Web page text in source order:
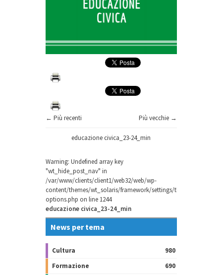
← Più recenti Più vecchie →
educazione civica_23-24_min
Warning: Undefined array key
"wt_hide_post_nav" in
/var/www/clients/client1/web32/web/wp-
content/themes/wt_solaris/framework/settings/theme-
options.php on line 1244
educazione civica_23-24_min
News per tema
Cultura
980
Formazione
690